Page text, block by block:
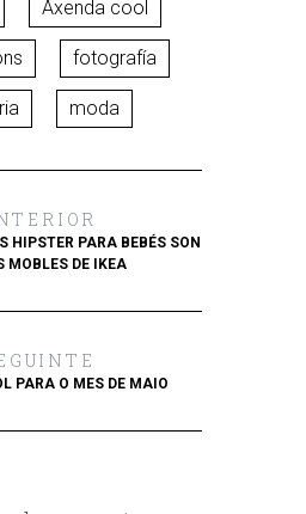
Axenda cool
fotografía
moda
HIPSTER PARA BEBÉS SON
MOBLES DE IKEA
PARA O MES DE MAIO